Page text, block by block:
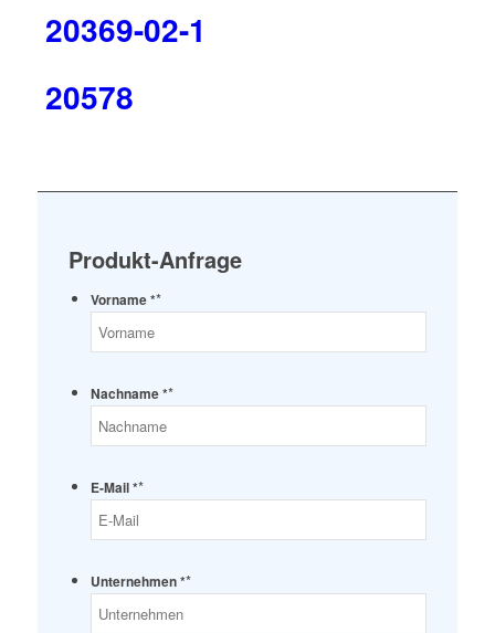
20369-02-1
20578
Produkt-Anfrage
Vorname **
Nachname **
E-Mail **
Unternehmen **